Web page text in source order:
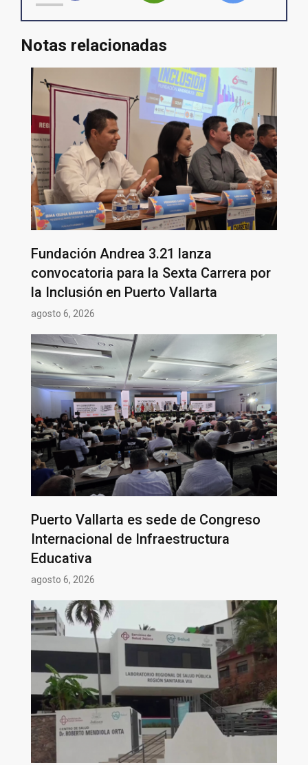
Notas relacionadas
Fundación Andrea 3.21 lanza
convocatoria para la Sexta Carrera por
la Inclusión en Puerto Vallarta
agosto 6, 2026
Puerto Vallarta es sede de Congreso
Internacional de Infraestructura
Educativa
agosto 6, 2026